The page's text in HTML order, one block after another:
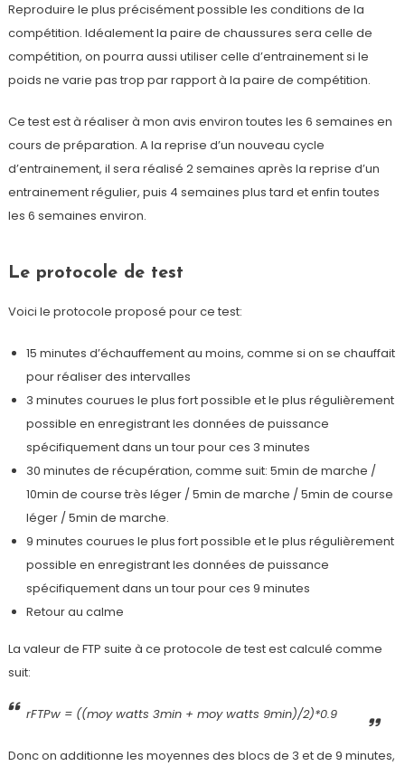
Reproduire le plus précisément possible les conditions de la
compétition. Idéalement la paire de chaussures sera celle de
compétition, on pourra aussi utiliser celle d’entrainement si le
poids ne varie pas trop par rapport à la paire de compétition.
Ce test est à réaliser à mon avis environ toutes les 6 semaines en
cours de préparation. A la reprise d’un nouveau cycle
d’entrainement, il sera réalisé 2 semaines après la reprise d’un
entrainement régulier, puis 4 semaines plus tard et enfin toutes
les 6 semaines environ.
Le protocole de test
Voici le protocole proposé pour ce test:
15 minutes d’échauffement au moins, comme si on se chauffait
pour réaliser des intervalles
3 minutes courues le plus fort possible et le plus régulièrement
possible en enregistrant les données de puissance
spécifiquement dans un tour pour ces 3 minutes
30 minutes de récupération, comme suit: 5min de marche /
10min de course très léger / 5min de marche / 5min de course
léger / 5min de marche.
9 minutes courues le plus fort possible et le plus régulièrement
possible en enregistrant les données de puissance
spécifiquement dans un tour pour ces 9 minutes
Retour au calme
La valeur de FTP suite à ce protocole de test est calculé comme
suit:
rFTPw = ((moy watts 3min + moy watts 9min)/2)*0.9
Donc on additionne les moyennes des blocs de 3 et de 9 minutes,